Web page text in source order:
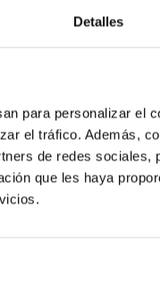
Detalles
para personalizar el
el tráfico. Además,
de redes sociales,
que les haya